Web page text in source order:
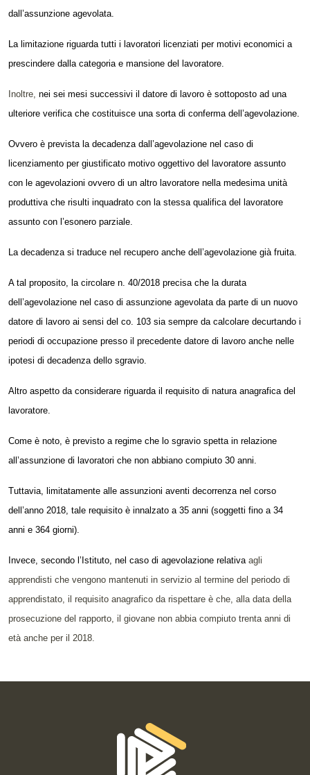
dall’assunzione agevolata.
La limitazione riguarda tutti i lavoratori licenziati per motivi economici a
prescindere dalla categoria e mansione del lavoratore.
Inoltre, nei sei mesi successivi il datore di lavoro è sottoposto ad una
ulteriore verifica che costituisce una sorta di conferma dell’agevolazione.
Ovvero è prevista la decadenza dall’agevolazione nel caso di
licenziamento per giustificato motivo oggettivo del lavoratore assunto
con le agevolazioni ovvero di un altro lavoratore nella medesima unità
produttiva che risulti inquadrato con la stessa qualifica del lavoratore
assunto con l’esonero parziale.
La decadenza si traduce nel recupero anche dell’agevolazione già fruita.
A tal proposito, la circolare n. 40/2018 precisa che la durata
dell’agevolazione nel caso di assunzione agevolata da parte di un nuovo
datore di lavoro ai sensi del co. 103 sia sempre da calcolare decurtando i
periodi di occupazione presso il precedente datore di lavoro anche nelle
ipotesi di decadenza dello sgravio.
Altro aspetto da considerare riguarda il requisito di natura anagrafica del
lavoratore.
Come è noto, è previsto a regime che lo sgravio spetta in relazione
all’assunzione di lavoratori che non abbiano compiuto 30 anni.
Tuttavia, limitatamente alle assunzioni aventi decorrenza nel corso
dell’anno 2018, tale requisito è innalzato a 35 anni (soggetti fino a 34
anni e 364 giorni).
Invece, secondo l’Istituto, nel caso di agevolazione relativa agli
apprendisti che vengono mantenuti in servizio al termine del periodo di
apprendistato, il requisito anagrafico da rispettare è che, alla data della
prosecuzione del rapporto, il giovane non abbia compiuto trenta anni di
età anche per il 2018.
Informazioni di contatto e link